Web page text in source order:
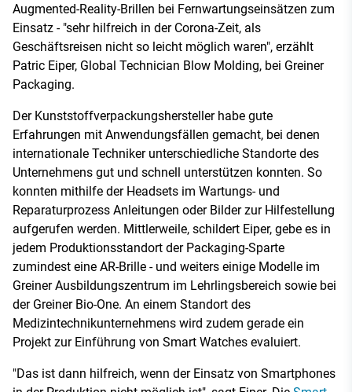
Augmented-Reality-Brillen bei Fernwartungseinsätzen zum
Einsatz - "sehr hilfreich in der Corona-Zeit, als
Geschäftsreisen nicht so leicht möglich waren", erzählt
Patric Eiper, Global Technician Blow Molding, bei Greiner
Packaging.
Der Kunststoffverpackungshersteller habe gute
Erfahrungen mit Anwendungsfällen gemacht, bei denen
internationale Techniker unterschiedliche Standorte des
Unternehmens gut und schnell unterstützen konnten. So
konnten mithilfe der Headsets im Wartungs- und
Reparaturprozess Anleitungen oder Bilder zur Hilfestellung
aufgerufen werden. Mittlerweile, schildert Eiper, gebe es in
jedem Produktionsstandort der Packaging-Sparte
zumindest eine AR-Brille - und weiters einige Modelle im
Greiner Ausbildungszentrum im Lehrlingsbereich sowie bei
der Greiner Bio-One. An einem Standort des
Medizintechnikunternehmens wird zudem gerade ein
Projekt zur Einführung von Smart Watches evaluiert.
"Das ist dann hilfreich, wenn der Einsatz von Smartphones